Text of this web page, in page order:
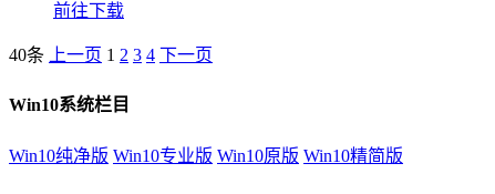
前往下载
40条 上一页 1 2 3 4 下一页
Win10系统栏目
Win10纯净版 Win10专业版 Win10原版 Win10精简版